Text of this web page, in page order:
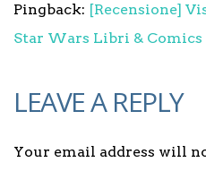
Pingback: [Recensione]
Star Wars Libri & Comics
LEAVE A REPLY
Your email address will